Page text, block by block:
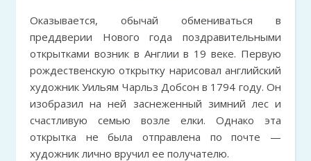
Оказывается, обычай обмениваться в
преддверии Нового года поздравительными
открытками возник в Англии в 19 веке. Первую
рождественскую открытку нарисовал английский
художник Уильям Чарльз Добсон в 1794 году. Он
изобразил на ней заснеженный зимний лес и
счастливую семью возле елки. Однако эта
открытка не была отправлена по почте —
художник лично вручил ее получателю.